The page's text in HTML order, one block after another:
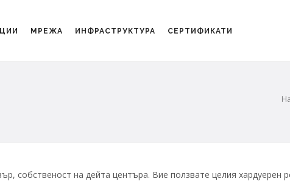
МРЕЖА ИНФРАСТРУКТУРА СЕРТИФИКАТИ
собственост на дейта центъра. Вие ползвате целия хардуерен